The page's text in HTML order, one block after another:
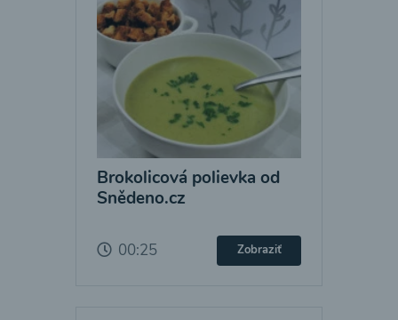
Brokolicová polievka od
Snědeno.cz
00:25 Zobraziť